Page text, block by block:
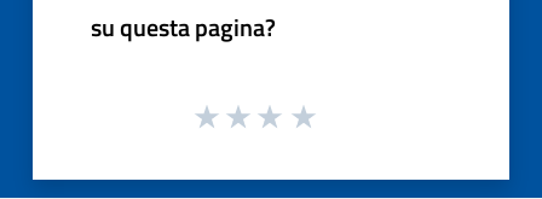
su questa pagina?